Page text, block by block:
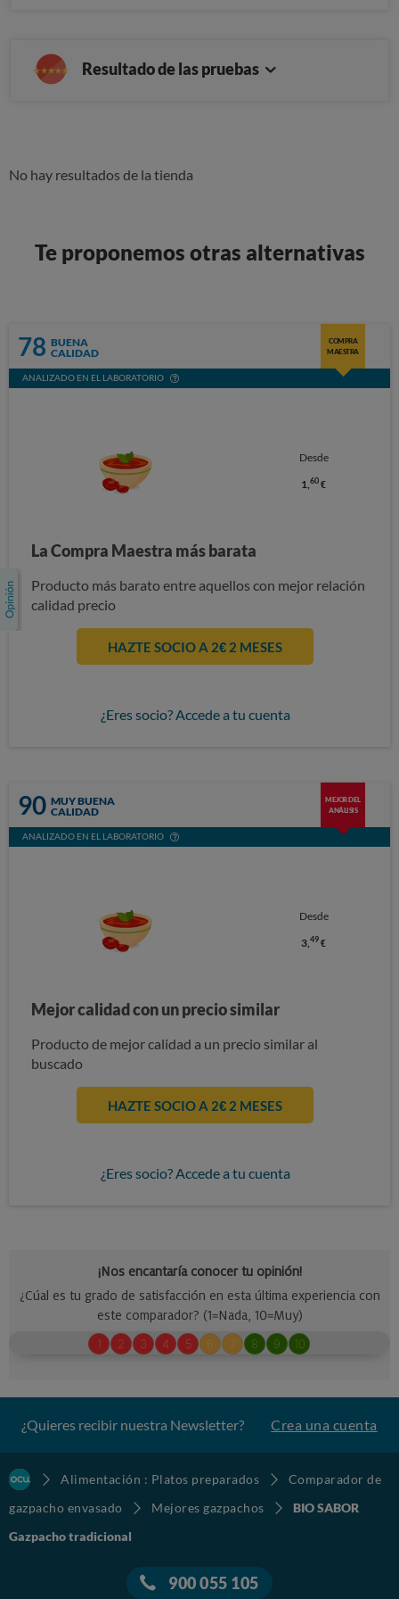
Resultado de las pruebas
No hay resultados de la tienda
Te proponemos otras alternativas
78 BUENA
CALIDAD
COMPRA
MAESTRA
ANALIZADO EN EL LABORATORIO
Desde
1,60 €
La Compra Maestra más barata
Producto más barato entre aquellos con mejor relación
calidad precio
HAZTE SOCIO A 2€ 2 MESES
¿Eres socio? Accede a tu cuenta
90 MUY BUENA
CALIDAD
MEJOR DEL
ANÁLISIS
ANALIZADO EN EL LABORATORIO
Desde
3,49 €
Mejor calidad con un precio similar
Producto de mejor calidad a un precio similar al
buscado
HAZTE SOCIO A 2€ 2 MESES
¿Eres socio? Accede a tu cuenta
¿Quieres recibir nuestra Newsletter? Crea una cuenta
Alimentación : Platos preparados
Comparador de
gazpacho envasado
Mejores gazpachos
BIO SABOR
Gazpacho tradicional
900 055 105